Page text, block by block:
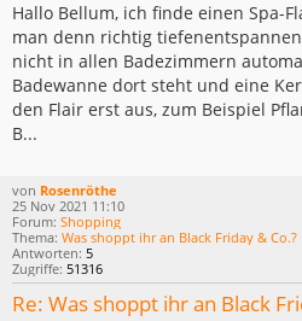
Hallo Bellum, ich finde einen Spa-
man denn richtig
nicht in allen Badezimmern
Badewanne dort steht und eine
den Flair erst aus, zum Beispiel
B...
von Rosenröthe
25 Nov 2021 11:10
Forum: Shopping
Thema: Was shoppt ihr an Black Friday & Co.?
Antworten: 5
Zugriffe: 51316
Re: Was shoppt ihr an Black